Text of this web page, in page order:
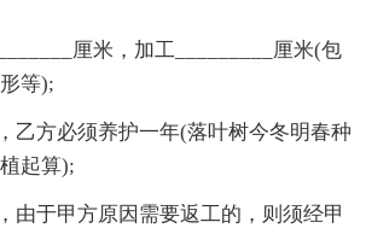
厘米，加工_________厘米(包
等);
乙方必须养护一年(落叶树今冬明春种
起算);
由于甲方原因需要返工的，则须经甲